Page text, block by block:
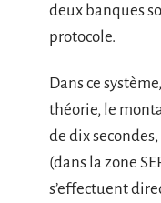
deux banques
protocole.
Dans ce
théorie, le
de dix
(dans la zone
s’effectuent